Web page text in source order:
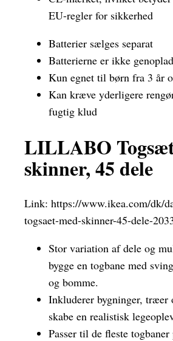
EU-regler for sikkerhed
Batterier sælges separat
Batterierne er ikke
Kun egnet til børn fra 3 år
Kan kræve yderligere
fugtig klud
LILLABO
skinner, 45 dele
Link: https://www.ikea.com/dk/
togsaet-med-skinner-45-dele-
Stor variation af dele og
bygge en togbane med
og bomme.
Inkluderer bygninger, træer
skabe en realistisk
Passer til de fleste togbaner